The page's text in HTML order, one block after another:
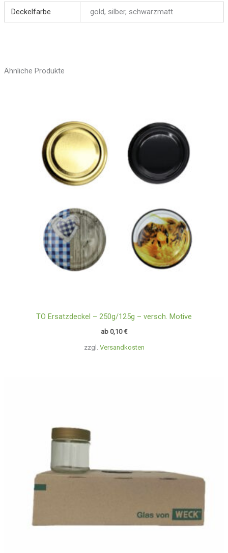
Deckelfarbe gold, silber, schwarzmatt
Ähnliche Produkte
zzgl. Versandkosten
TO Ersatzdeckel – 250g/125g – versch. Motive
ab 0,10€